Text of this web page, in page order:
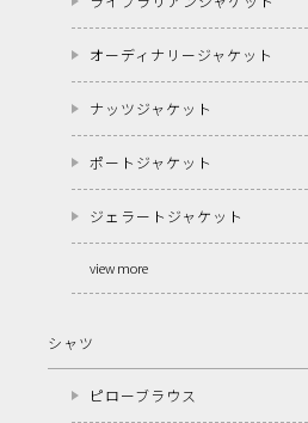
オーディナリージャケット
ナッツジャケット
ポートジャケット
ジェラートジャケット
view more
シャツ
ピローブラウス